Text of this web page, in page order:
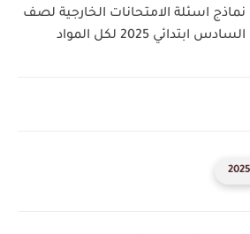
نماذج اسئلة الامتحانات الخارجية لصف
السادس ابتدائي 2025 لكل المواد